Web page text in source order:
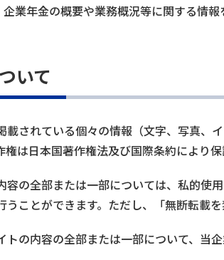
業年金の概要や業務概況等に関する情報
いて
載されている個々の情報（文字、写真、
権は日本国著作権法及び国際条約により保
容の全部または一部については、私的使
うことができます。ただし、「無断転載
トの内容の全部または一部について、当